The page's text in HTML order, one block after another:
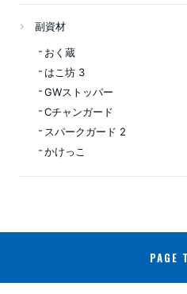
副資材
おく蔵
はこ坊 3
GWストッパー
Cチャンガード
スパークガード 2
かけっこ
PAGE